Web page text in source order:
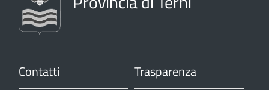
Contatti Trasparenza